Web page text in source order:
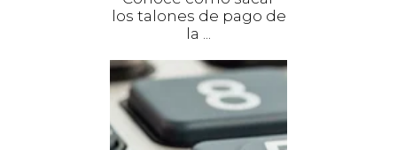
los talones de pago de
la ...